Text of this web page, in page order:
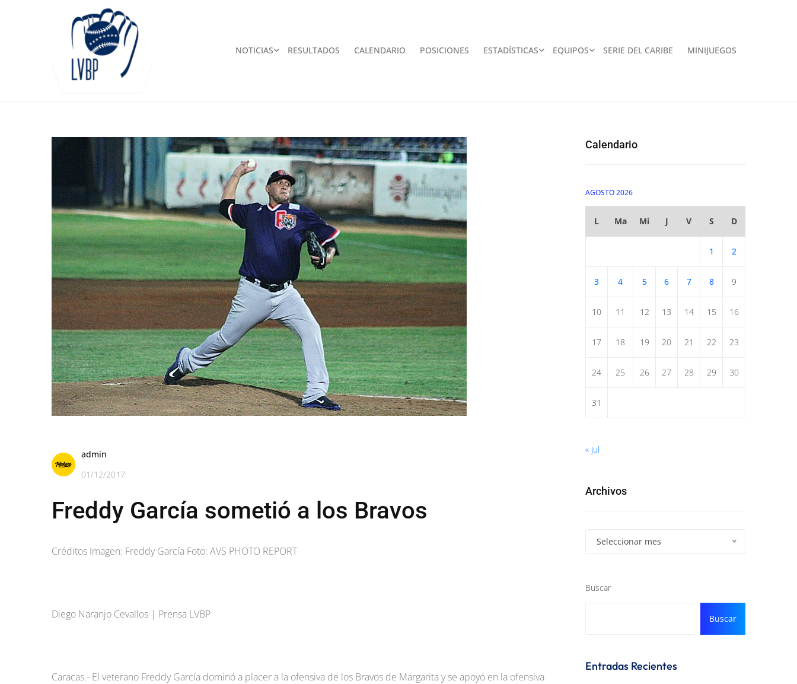
NOTICIAS RESULTADOS CALENDARIO POSICIONES ESTADÍSTICAS EQUIPOS SERIE DEL CARIBE MINIJUEGOS
admin
01/12/2017
Freddy García sometió a los Bravos
Créditos Imagen: Freddy García Foto: AVS PHOTO REPORT
Diego Naranjo Cevallos | Prensa LVBP
Caracas.- El veterano Freddy García dominó a placer a la ofensiva de los Bravos de Margarita y se apoyó en la ofensiva
Calendario
AGOSTO 2026
L Ma Mi J V S D
1 2
3 4 5 6 7 8 9
10 11 12 13 14 15 16
17 18 19 20 21 22 23
24 25 26 27 28 29 30
31
« Jul
Archivos
Seleccionar mes
Buscar
Buscar
Entradas Recientes